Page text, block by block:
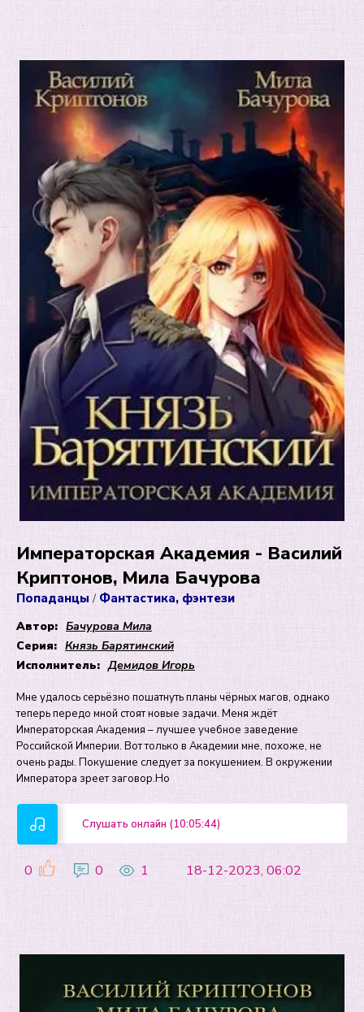
Императорская Академия - Василий
Криптонов, Мила Бачурова
Попаданцы / Фантастика, фэнтези
Автор: Бачурова Мила
Серия: Князь Барятинский
Исполнитель: Демидов Игорь
Мне удалось серьёзно пошатнуть планы чёрных магов, однако
теперь передо мной стоят новые задачи. Меня ждёт
Императорская Академия – лучшее учебное заведение
Российской Империи. Вот только в Академии мне, похоже, не
очень рады. Покушение следует за покушением. В окружении
Императора зреет заговор.Но
Слушать онлайн (10:05:44)
0 0 1 18-12-2023, 06:02